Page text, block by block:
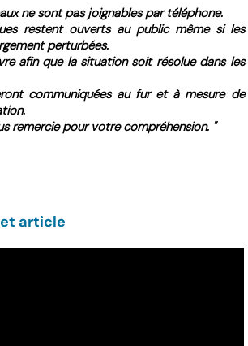
ne sont pas joignables par téléphone.
restent ouverts au public même si les
perturbées.
afin que la situation soit résolue dans les
communiquées au fur et à mesure de
remercie pour votre compréhension. "
article